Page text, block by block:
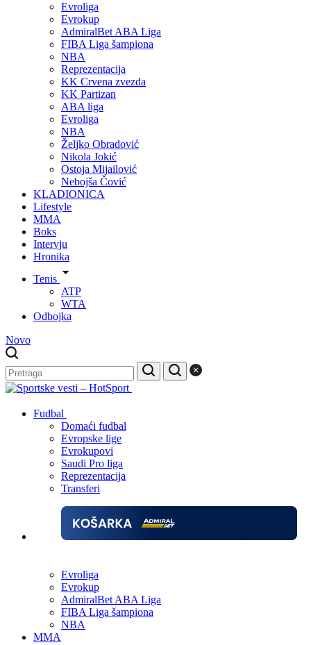
Evroliga
Evrokup
AdmiralBet ABA Liga
FIBA Liga šampiona
NBA
Reprezentacija
KK Crvena zvezda
KK Partizan
ABA liga
Evroliga
NBA
Željko Obradović
Nikola Jokić
Ostoja Mijailović
Nebojša Čović
KLADIONICA
Lifestyle
MMA
Boks
Intervju
Hronika
Tenis
ATP
WTA
Odbojka
Novo
Fudbal
Domaći fudbal
Evropske lige
Evrokupovi
Saudi Pro liga
Reprezentacija
Transferi
Evroliga
Evrokup
AdmiralBet ABA Liga
FIBA Liga šampiona
NBA
MMA